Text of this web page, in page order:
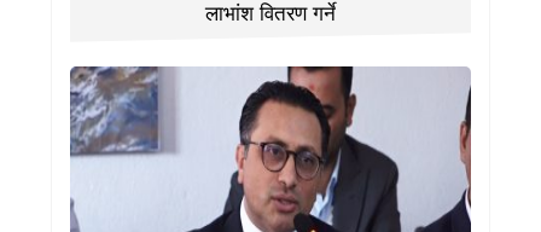
लाभांश वितरण गर्ने